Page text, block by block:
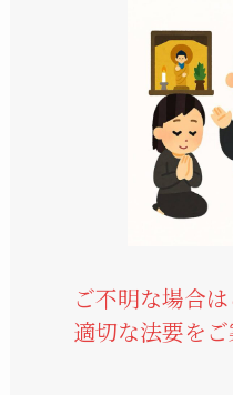
ご不明な場合
適切な法要をご